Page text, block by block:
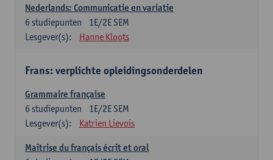
Nederlands: Communicatie en variatie
1E/2E SEM
6 studiepunten
Lesgever(s):
Hanne Kloots
Frans: verplichte opleidingsonderdelen
Grammaire française
1E/2E SEM
6 studiepunten
Lesgever(s):
Katrien Lievois
Maîtrise du français écrit et oral